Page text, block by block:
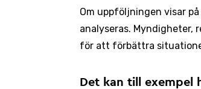
Om uppföljningen visar
analyseras. Myndigheter,
för att förbättra
Det kan till exempel